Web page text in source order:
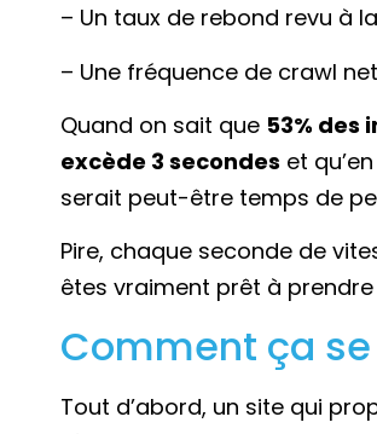
– Un taux de rebond revu à
– Une fréquence de crawl
Quand on sait que 53% des
excède 3 secondes et
serait peut-être temps de
Pire, chaque seconde de
êtes vraiment prêt à prendre
Comment ça
Tout d’abord, un site qui